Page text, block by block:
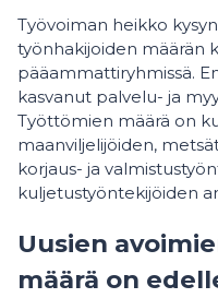
Työvoiman heikko
työnhakijoiden määrän
pääammattiryhmissä.
kasvanut palvelu- ja
Työttömien määrä on
maanviljelijöiden,
korjaus- ja
kuljetustyöntekijöiden
Uusien
määrä on